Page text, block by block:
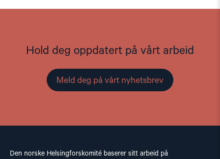
Hold deg oppdatert på vårt arbeid
Meld deg på vårt nyhetsbrev
Den norske Helsingforskomité baserer sitt arbeid på